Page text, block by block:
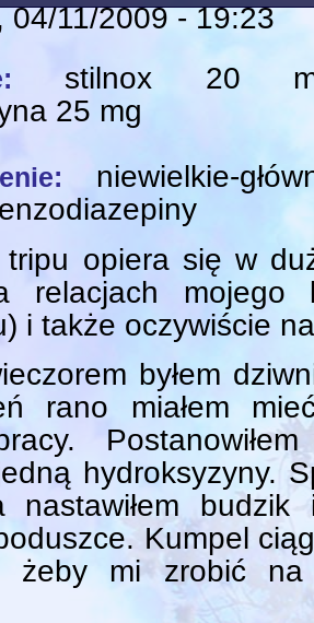
04/11/2009 - 19:23
stilnox 20
25 mg
niewielkie-
opiera się w
relacjach mojego
i także oczywiście
byłem
rano miałem
hydroksyzyny.
budzik
Kumpel
żeby mi zrobić